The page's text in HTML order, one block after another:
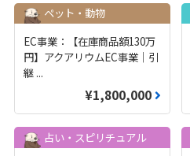
ペット・動物
EC事業：【在庫商品額130万
円】アクアリウムEC事業｜引
継 ...
¥1,800,000
占い・スピリチュアル